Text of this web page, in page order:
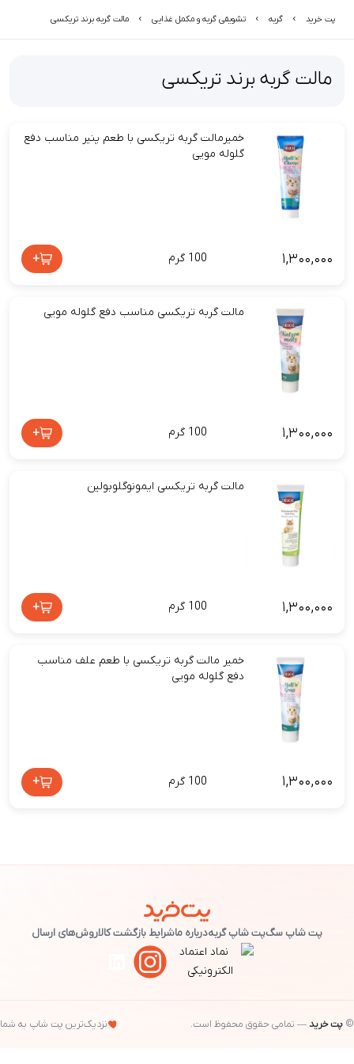
پت خرید گربه تشویقی گربه و مکمل غذایی مالت گربه برند تریکسی
مالت گربه برند تریکسی
خمیرمالت گربه تریکسی با طعم پنیر مناسب دفع
گلوله مویی
۱,۳۰۰,۰۰۰ 100 گرم +
مالت گربه تریکسی مناسب دفع گلوله مویی
۱,۳۰۰,۰۰۰ 100 گرم +
مالت گربه تریکسی ایمونوگلوبولین
۱,۳۰۰,۰۰۰ 100 گرم +
خمیر مالت گربه تریکسی با طعم علف مناسب
دفع گلوله مویی
۱,۳۰۰,۰۰۰ 100 گرم +
پت شاپ سگپت شاپ گربهدرباره ماشرایط بازگشت کالاروش‌های ارسال
© پت خرید— تمامی حقوق محفوظ است. نزدیک‌ترین پت شاپ به شما